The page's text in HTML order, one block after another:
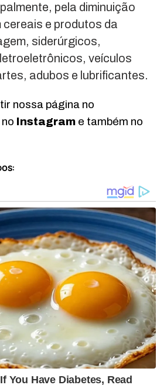
pela diminuição
e produtos da
siderúrgicos,
veículos
adubos e lubrificantes.
nossa página no
Instagrame também no